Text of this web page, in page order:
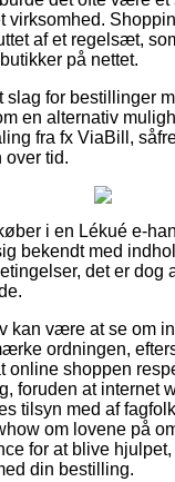
virksomhed.
af et regelsæt,
på nettet.
slag for bestillinger
en alternativ
fra fx ViaBill,
over tid.
i en Lékué e-
bekendt med
det er dog
kan være at se om
ordningen,
online shoppen
foruden at internet
tilsyn med af
om lovene på
for at blive
din bestilling.